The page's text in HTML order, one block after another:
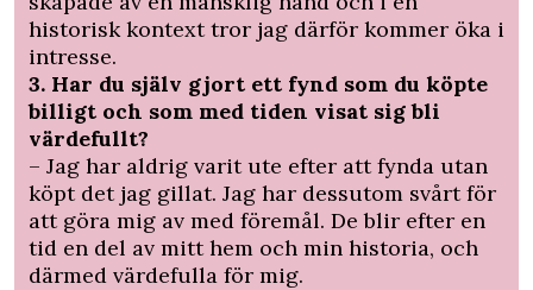
historisk kontext tror jag därför kommer öka i
intresse.
3. Har du själv gjort ett fynd som du köpte
billigt och som med tiden visat sig bli
värdefullt?
– Jag har aldrig varit ute efter att fynda utan
köpt det jag gillat. Jag har dessutom svårt för
att göra mig av med föremål. De blir efter en
tid en del av mitt hem och min historia, och
därmed värdefulla för mig.